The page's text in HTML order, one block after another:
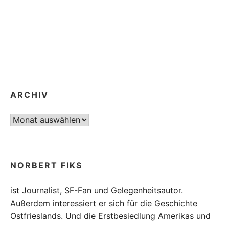
ARCHIV
Archiv
NORBERT FIKS
ist Journalist, SF-Fan und Gelegenheitsautor.
Außerdem interessiert er sich für die Geschichte
Ostfrieslands. Und die Erstbesiedlung Amerikas und